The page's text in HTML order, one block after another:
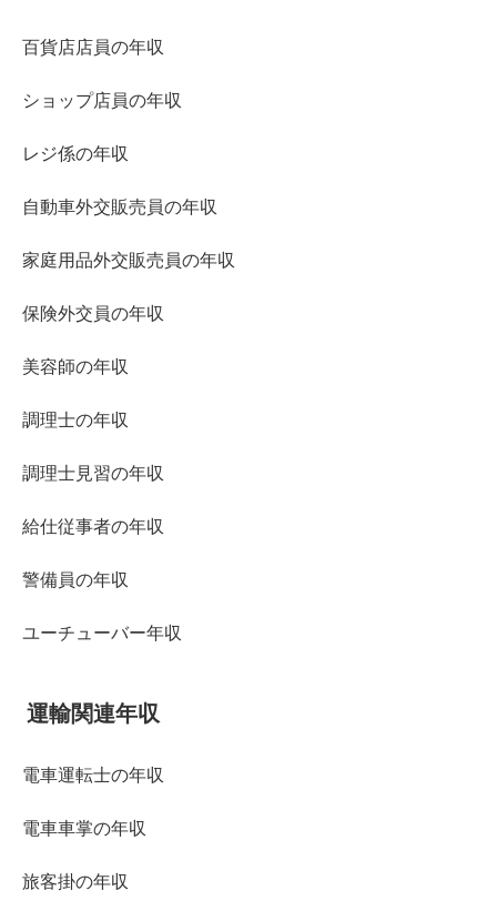
百貨店店員の年収
ショップ店員の年収
レジ係の年収
自動車外交販売員の年収
家庭用品外交販売員の年収
保険外交員の年収
美容師の年収
調理士の年収
調理士見習の年収
給仕従事者の年収
警備員の年収
ユーチューバー年収
運輸関連年収
電車運転士の年収
電車車掌の年収
旅客掛の年収